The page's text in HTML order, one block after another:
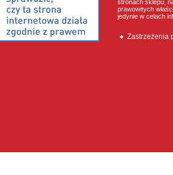
stronach sklepu,
prawowitych
jedynie w celach
Zastrzeżenia